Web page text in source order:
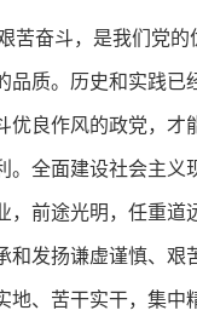
苦奋斗，是我们党
品质。历史和实践已
优良作风的政党，才
。全面建设社会主义
，前途光明，任重道
和发扬谦虚谨慎、艰
地、苦干实干，集中